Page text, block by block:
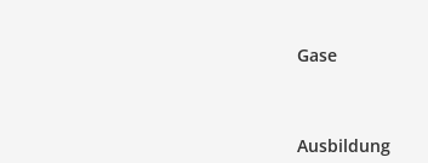
Gase
Ausbildung